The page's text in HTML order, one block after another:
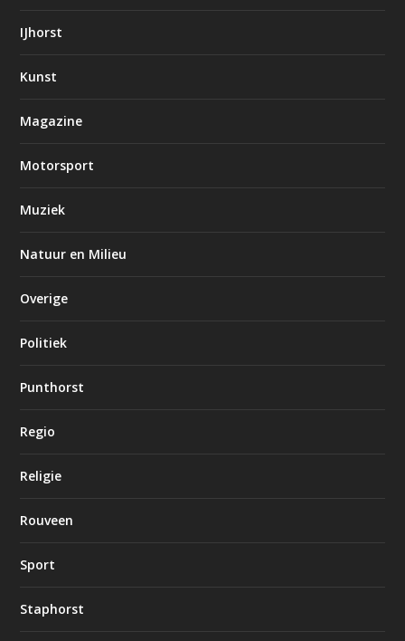
IJhorst
Kunst
Magazine
Motorsport
Muziek
Natuur en Milieu
Overige
Politiek
Punthorst
Regio
Religie
Rouveen
Sport
Staphorst